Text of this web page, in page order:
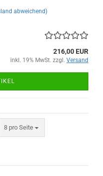
abweichend)
216,00 EUR
inkl. 19% MwSt. zzgl. Versand
8 pro Seite
pro Seite